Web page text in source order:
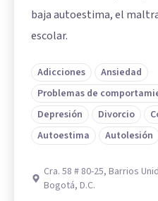
baja autoestima, el
escolar.
Adicciones
Ansiedad
Problemas de
Depresión
Divorcio
Autoestima
Autolesión
Cra. 58 # 80-25, Barrios
Bogotá, D.C.